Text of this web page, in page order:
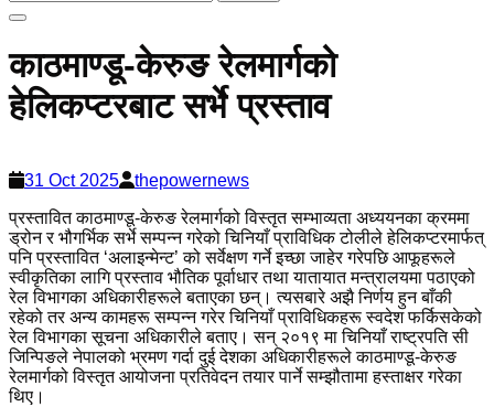
for:
काठमाण्डू-केरुङ रेलमार्गको
हेलिकप्टरबाट सर्भे प्रस्ताव
31 Oct 2025
thepowernews
प्रस्तावित काठमाण्डू-केरुङ रेलमार्गको विस्तृत सम्भाव्यता अध्ययनका क्रममा
ड्रोन र भौगर्भिक सर्भे सम्पन्न गरेको चिनियाँ प्राविधिक टोलीले हेलिकप्टरमार्फत्
पनि प्रस्तावित ‘अलाइन्मेन्ट’ को सर्वेक्षण गर्ने इच्छा जाहेर गरेपछि आफूहरूले
स्वीकृतिका लागि प्रस्ताव भौतिक पूर्वाधार तथा यातायात मन्त्रालयमा पठाएको
रेल विभागका अधिकारीहरूले बताएका छन्। त्यसबारे अझै निर्णय हुन बाँकी
रहेको तर अन्य कामहरू सम्पन्न गरेर चिनियाँ प्राविधिकहरू स्वदेश फर्किसकेको
रेल विभागका सूचना अधिकारीले बताए। सन् २०१९ मा चिनियाँ राष्ट्रपति सी
जिन्पिङले नेपालको भ्रमण गर्दा दुई देशका अधिकारीहरूले काठमाण्डू-केरुङ
रेलमार्गको विस्तृत आयोजना प्रतिवेदन तयार पार्ने सम्झौतामा हस्ताक्षर गरेका
थिए।